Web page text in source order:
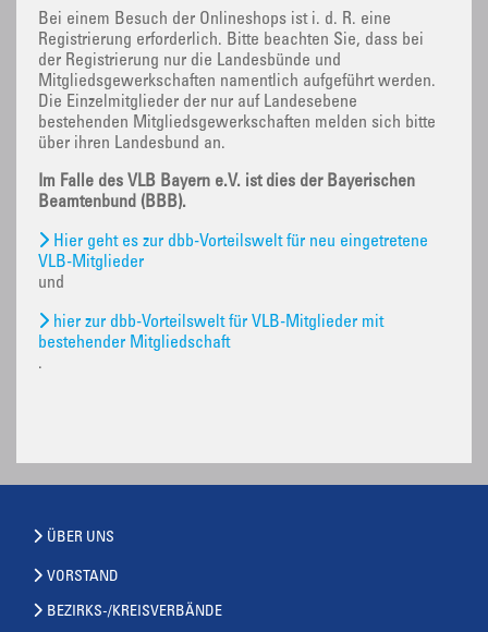
Bei einem Besuch der Onlineshops ist i. d. R. eine
Registrierung erforderlich. Bitte beachten Sie, dass bei
der Registrierung nur die Landesbünde und
Mitgliedsgewerkschaften namentlich aufgeführt werden.
Die Einzelmitglieder der nur auf Landesebene
bestehenden Mitgliedsgewerkschaften melden sich bitte
über ihren Landesbund an.
Im Falle des VLB Bayern e.V. ist dies der Bayerischen
Beamtenbund (BBB).
Hier geht es zur dbb-Vorteilswelt für neu eingetretene
VLB-Mitglieder
und
hier zur dbb-Vorteilswelt für VLB-Mitglieder mit
bestehender Mitgliedschaft
.
ÜBER UNS
VORSTAND
BEZIRKS-/KREISVERBÄNDE